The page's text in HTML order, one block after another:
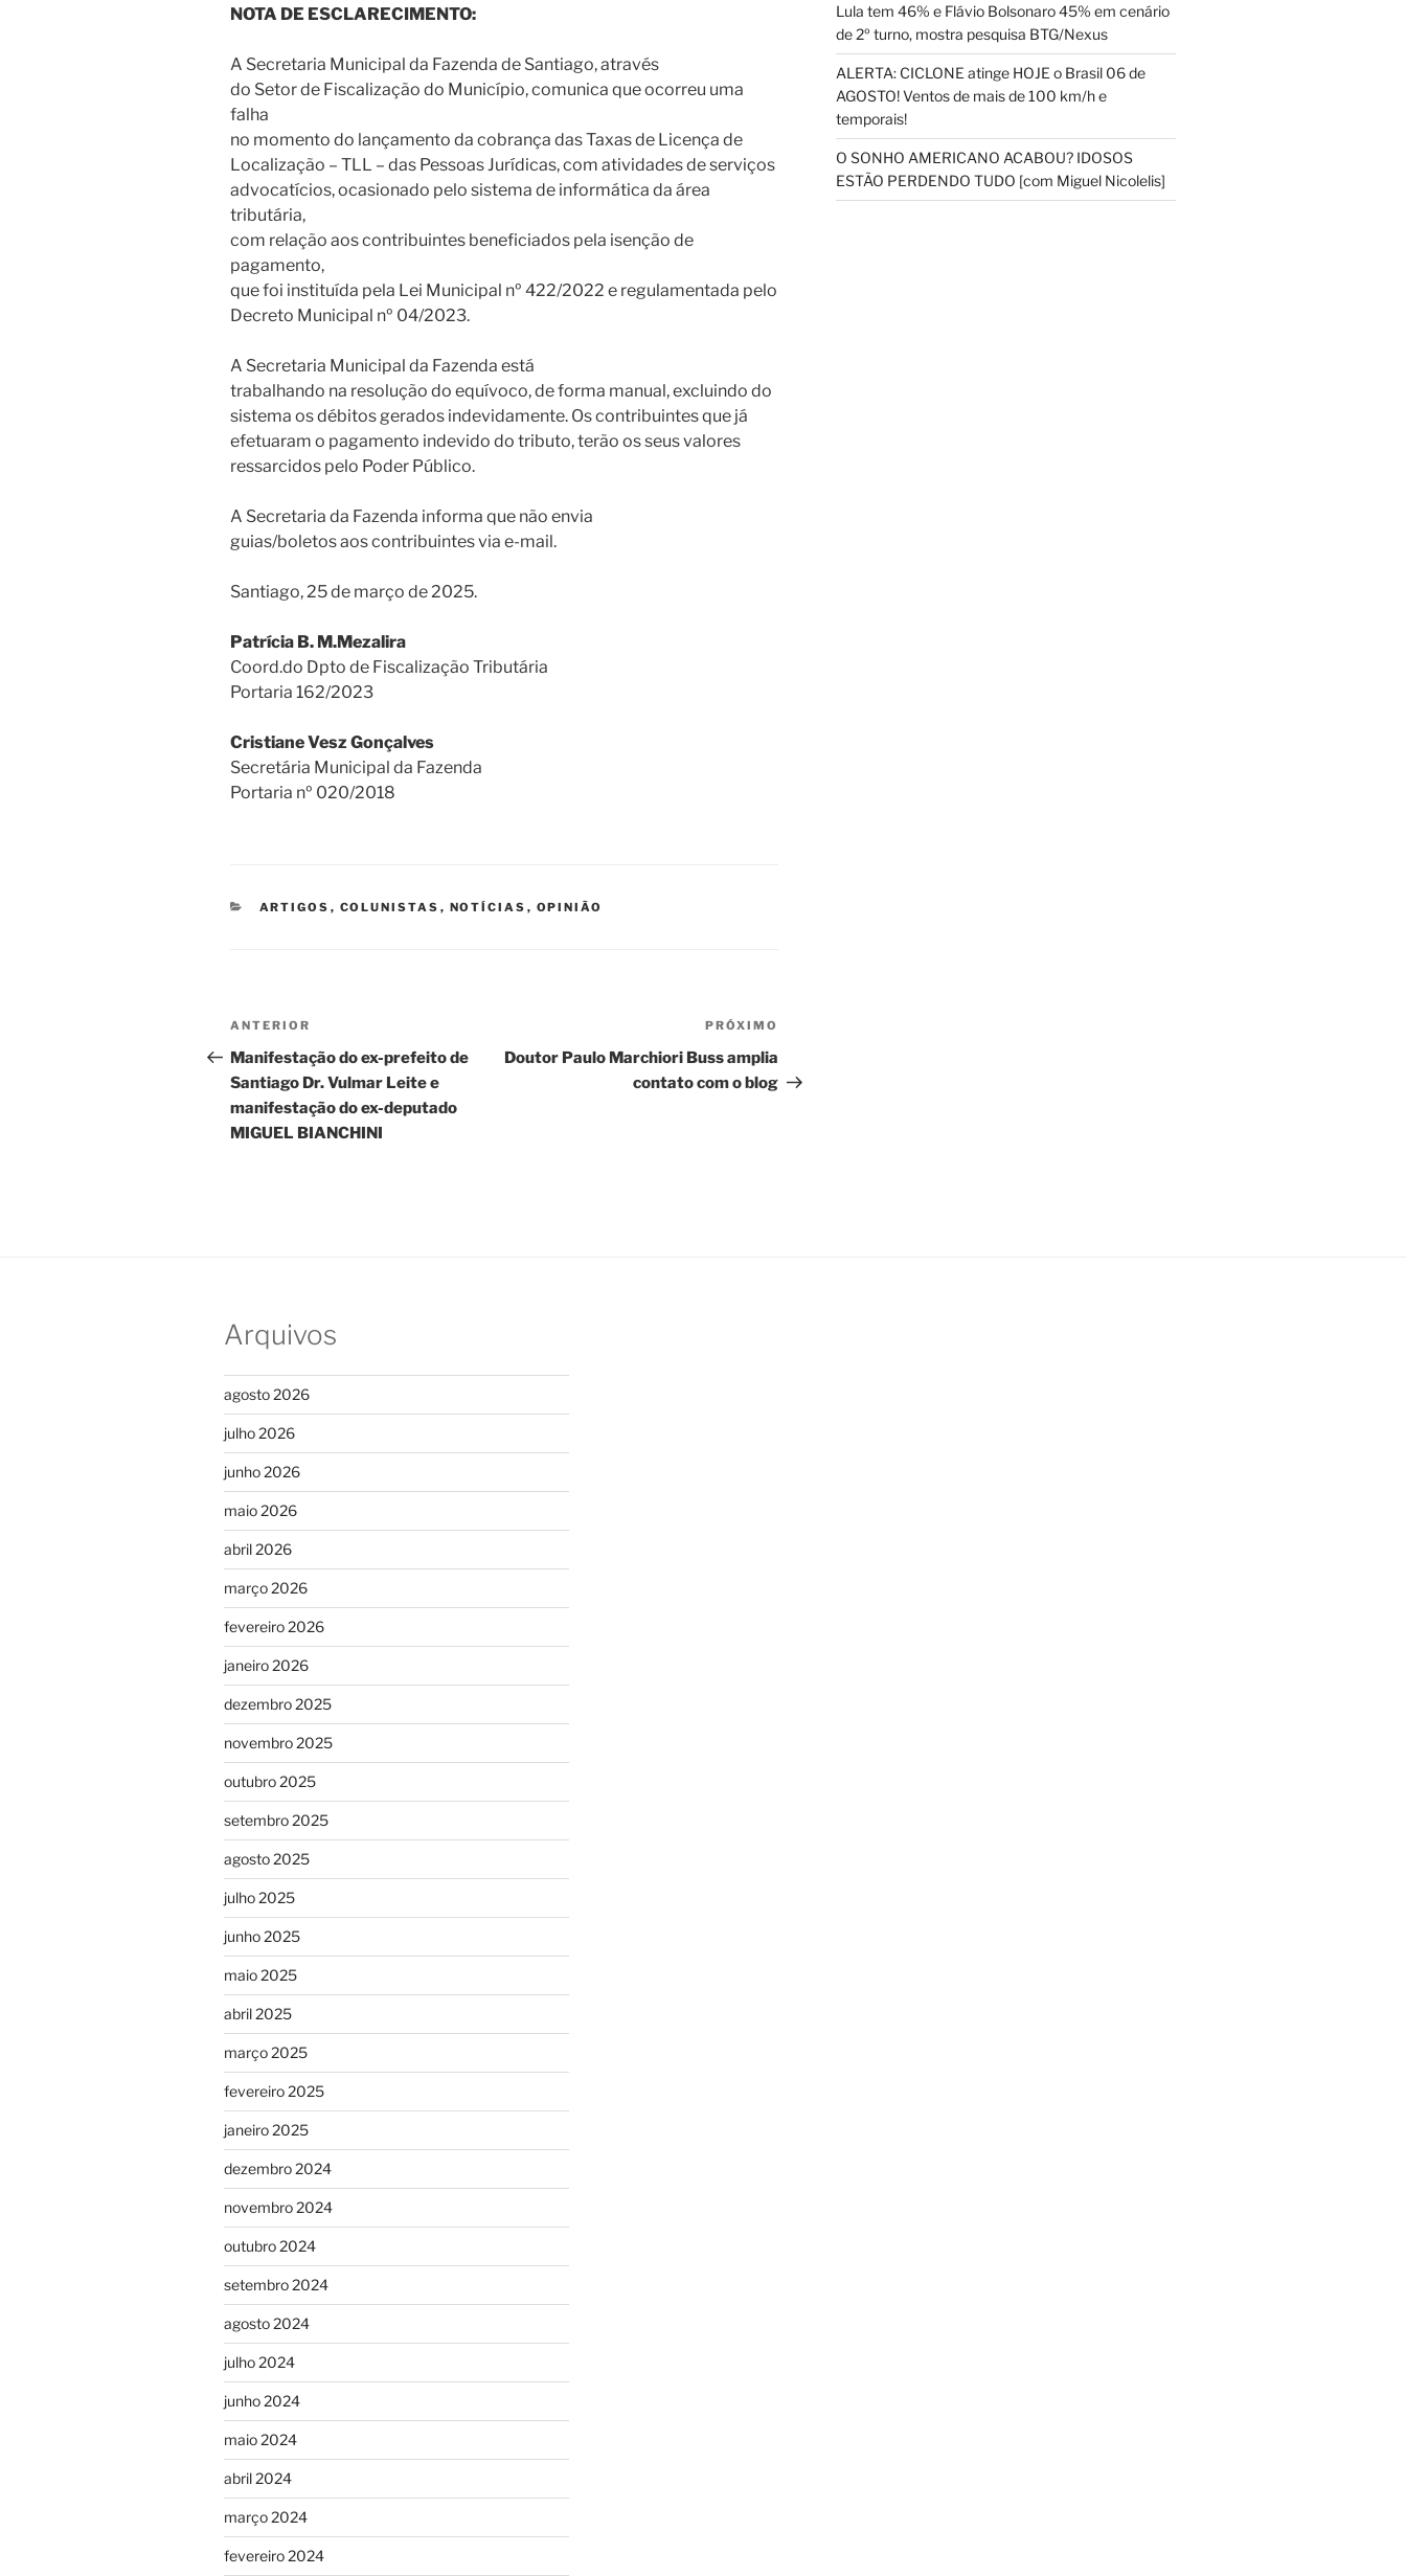
NOTA DE ESCLARECIMENTO:
A Secretaria Municipal da Fazenda de Santiago, através
do Setor de Fiscalização do Município, comunica que ocorreu uma
falha
no momento do lançamento da cobrança das Taxas de Licença de
Localização – TLL – das Pessoas Jurídicas, com atividades de serviços
advocatícios, ocasionado pelo sistema de informática da área
tributária,
com relação aos contribuintes beneficiados pela isenção de
pagamento,
que foi instituída pela Lei Municipal nº 422/2022 e regulamentada pelo
Decreto Municipal nº 04/2023.
A Secretaria Municipal da Fazenda está
trabalhando na resolução do equívoco, de forma manual, excluindo do
sistema os débitos gerados indevidamente. Os contribuintes que já
efetuaram o pagamento indevido do tributo, terão os seus valores
ressarcidos pelo Poder Público.
A Secretaria da Fazenda informa que não envia
guias/boletos aos contribuintes via e-mail.
Santiago, 25 de março de 2025.
Patrícia B. M.Mezalira
Coord.do Dpto de Fiscalização Tributária
Portaria 162/2023
Cristiane Vesz Gonçalves
Secretária Municipal da Fazenda
Portaria nº 020/2018
CATEGORIAS
ARTIGOS , COLUNISTAS , NOTÍCIAS , OPINIÃO
Navegação
de
Post
Post
anterior
ANTERIOR
Manifestação do ex-prefeito de
Santiago Dr. Vulmar Leite e
manifestação do ex-deputado
MIGUEL BIANCHINI
PRÓXIMO
Doutor Paulo Marchiori Buss amplia
contato com o blog
Lula tem 46% e Flávio Bolsonaro 45% em cenário
de 2º turno, mostra pesquisa BTG/Nexus
ALERTA: CICLONE atinge HOJE o Brasil 06 de
AGOSTO! Ventos de mais de 100 km/h e
temporais!
O SONHO AMERICANO ACABOU? IDOSOS
ESTÃO PERDENDO TUDO [com Miguel Nicolelis]
Arquivos
agosto 2026
julho 2026
junho 2026
maio 2026
abril 2026
março 2026
fevereiro 2026
janeiro 2026
dezembro 2025
novembro 2025
outubro 2025
setembro 2025
agosto 2025
julho 2025
junho 2025
maio 2025
abril 2025
março 2025
fevereiro 2025
janeiro 2025
dezembro 2024
novembro 2024
outubro 2024
setembro 2024
agosto 2024
julho 2024
junho 2024
maio 2024
abril 2024
março 2024
fevereiro 2024